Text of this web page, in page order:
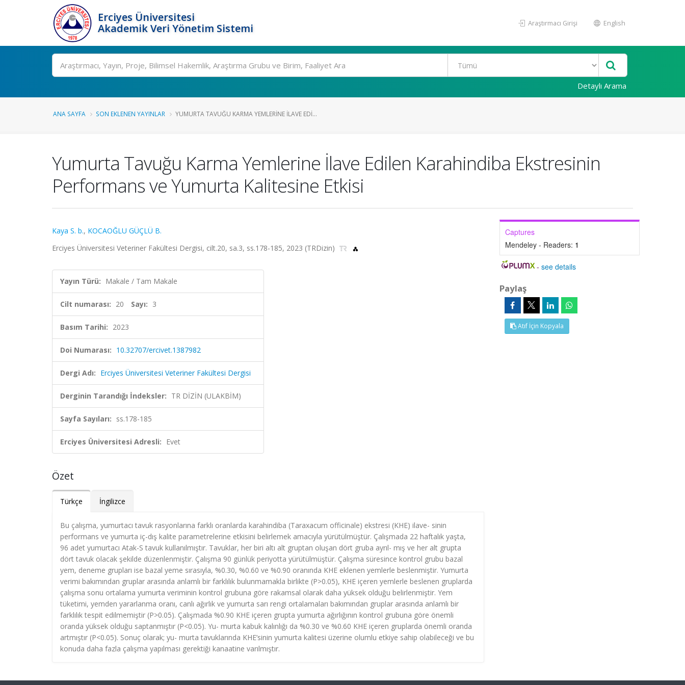
Erciyes Üniversitesi
Akademik Veri Yönetim Sistemi
Araştırmacı Girişi English
Ara
Detaylı Arama
ANA SAYFA SON EKLENEN YAYINLAR YUMURTA TAVUĞU KARMA YEMLERINE İLAVE EDI...
Yumurta Tavuğu Karma Yemlerine İlave Edilen Karahindiba Ekstresinin
Performans ve Yumurta Kalitesine Etkisi
Kaya S. b., KOCAOĞLU GÜÇLÜ B.
Erciyes Üniversitesi Veteriner Fakültesi Dergisi, cilt.20, sa.3, ss.178-185, 2023 (TRDizin)
Yayın Türü: Makale / Tam Makale
Cilt numarası: 20 Sayı: 3
Basım Tarihi: 2023
Doi Numarası: 10.32707/ercivet.1387982
Dergi Adı: Erciyes Üniversitesi Veteriner Fakültesi Dergisi
Derginin Tarandığı İndeksler: TR DİZİN (ULAKBİM)
Sayfa Sayıları: ss.178-185
Erciyes Üniversitesi Adresli: Evet
Özet
Türkçe İngilizce
Bu çalışma, yumurtacı tavuk rasyonlarına farklı oranlarda karahindiba (Taraxacum officinale) ekstresi (KHE) ilave- sinin
performans ve yumurta iç-dış kalite parametrelerine etkisini belirlemek amacıyla yürütülmüştür. Çalışmada 22 haftalık yaşta,
96 adet yumurtacı Atak-S tavuk kullanılmıştır. Tavuklar, her biri altı alt gruptan oluşan dört gruba ayrıl- mış ve her alt grupta
dört tavuk olacak şekilde düzenlenmiştir. Çalışma 90 günlük periyotta yürütülmüştür. Çalışma süresince kontrol grubu bazal
yem, deneme grupları ise bazal yeme sırasıyla, %0.30, %0.60 ve %0.90 oranında KHE eklenen yemlerle beslenmiştir. Yumurta
verimi bakımından gruplar arasında anlamlı bir farklılık bulunmamakla birlikte (P>0.05), KHE içeren yemlerle beslenen gruplarda
çalışma sonu ortalama yumurta veriminin kontrol grubuna göre rakamsal olarak daha yüksek olduğu belirlenmiştir. Yem
tüketimi, yemden yararlanma oranı, canlı ağırlık ve yumurta sarı rengi ortalamaları bakımından gruplar arasında anlamlı bir
farklılık tespit edilmemiştir (P>0.05). Çalışmada %0.90 KHE içeren grupta yumurta ağırlığının kontrol grubuna göre önemli
oranda yüksek olduğu saptanmıştır (P<0.05). Yu- murta kabuk kalınlığı da %0.30 ve %0.60 KHE içeren gruplarda önemli oranda
artmıştır (P<0.05). Sonuç olarak; yu- murta tavuklarında KHE’sinin yumurta kalitesi üzerine olumlu etkiye sahip olabileceği ve bu
konuda daha fazla çalışma yapılması gerektiği kanaatine varılmıştır.
Captures
Mendeley - Readers: 1
-see details
Paylaş
Atıf İçin Kopyala